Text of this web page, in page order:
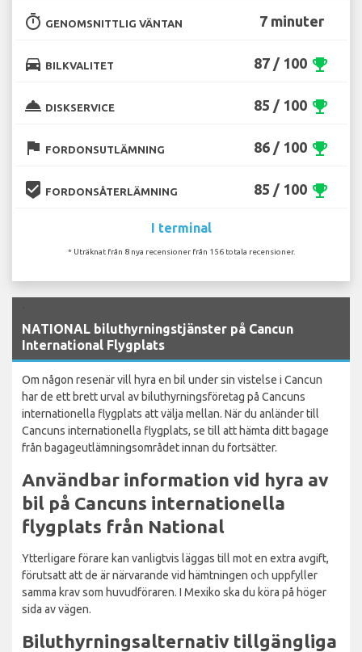
timer GENOMSNITTLIG VÄNTAN 7 minuter
directions_car BILKVALITET 87 / 100 emoji_events
room_service DISKSERVICE 85 / 100 emoji_events
flag FORDONSUTLÄMNING 86 / 100 emoji_events
beenhere FORDONSÅTERLÄMNING 85 / 100 emoji_events
I terminal
* Uträknat från 8 nya recensioner från 156 totala recensioner.
NATIONAL biluthyrningstjänster på Cancun
International Flygplats
Om någon resenär vill hyra en bil under sin vistelse i Cancun
har de ett brett urval av biluthyrningsföretag på Cancuns
internationella flygplats att välja mellan. När du anländer till
Cancuns internationella flygplats, se till att hämta ditt bagage
från bagageutlämningsområdet innan du fortsätter.
Användbar information vid hyra av
bil på Cancuns internationella
flygplats från National
Ytterligare förare kan vanligtvis läggas till mot en extra avgift,
förutsatt att de är närvarande vid hämtningen och uppfyller
samma krav som huvudföraren. I Mexiko ska du köra på höger
sida av vägen.
Biluthyrningsalternativ tillgängliga